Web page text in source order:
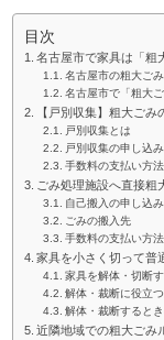
目次
名古屋市で家具は「粗
名古屋市の粗大ご
名古屋市で「粗大
【戸別収集】粗大ごみ
戸別収集とは
戸別収集の申し込
手数料の支払い方法
ごみ処理施設へ直接粗
自己搬入の申し込
ごみの搬入先
手数料の支払い方法
家具を小さく切って普
家具を解体・切断
解体・裁断に役立
解体・裁断すると
近隣地域での粗大ごみ